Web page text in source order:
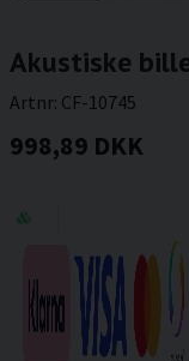
Akustiske
Artnr: CF-10745
998,89 DKK